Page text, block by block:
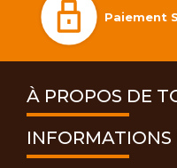
Paiement
À PROPOS DE
INFORMATIONS